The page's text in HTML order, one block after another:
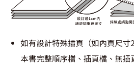
如有設計特殊插頁（如內頁尺
本書完整順序檔、插頁檔、無插